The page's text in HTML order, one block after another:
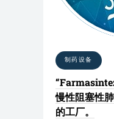
制药设备
慢性阻塞性
的工厂。